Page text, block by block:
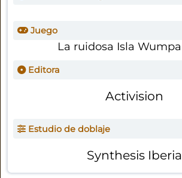
Juego
La ruidosa Isla Wumpa
Editora
Activision
Estudio de doblaje
Synthesis Iberia